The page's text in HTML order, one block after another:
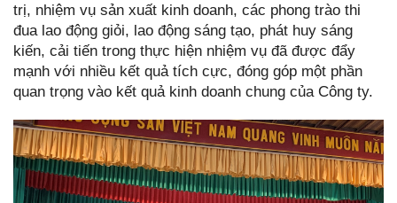
trị, nhiệm vụ sản xuất kinh doanh, các phong trào thi
đua lao động giỏi, lao động sáng tạo, phát huy sáng
kiến, cải tiến trong thực hiện nhiệm vụ đã được đẩy
mạnh với nhiều kết quả tích cực, đóng góp một phần
quan trọng vào kết quả kinh doanh chung của Công ty.